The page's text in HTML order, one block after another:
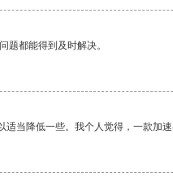
题都能得到及时解决。
适当降低一些。我个人觉得，一款加